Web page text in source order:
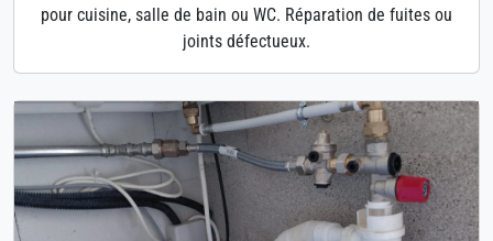
pour cuisine, salle de bain ou WC. Réparation de fuites ou
joints défectueux.